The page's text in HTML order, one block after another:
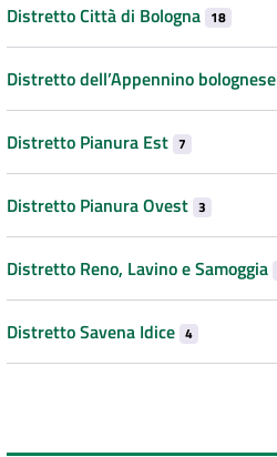
Distretto Città di Bologna 18
Distretto dell’Appennino bolognese
Distretto Pianura Est 7
Distretto Pianura Ovest 3
Distretto Reno, Lavino e Samoggia
Distretto Savena Idice 4